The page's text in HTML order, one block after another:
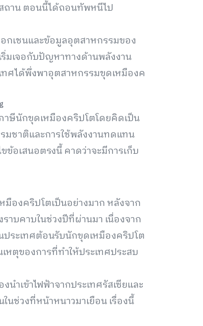
ถาน ตอนนี้ได้ถอนทัพหนีไป
อกเชนและข้อมูลอุตสาหกรรมของ
มเจอกับปัญหาทางด้านพลังงาน
ศได้พึ่งพาอุตสาหกรรมขุดเหมืองค
าษีนักขุดเหมืองคริปโตโดยคิดเป็น
มชาติและการใช้พลังงานทดแทน
อเสนอตรงนี้ คาดว่าจะมีการเก็บ
องคริปโตเป็นอย่างมาก หลังจาก
าบคาบในช่วงปีที่ผ่านมา เนื่องจาก
ประเทศต้อนรับนักขุดเหมืองคริปโต
หตุของการที่ทำให้ประเทศประสบ
ำเข้าไฟฟ้าจากประเทศรัสเซียและ
ช่วงที่หน้าหนาวมาเยือน เรื่องนี้